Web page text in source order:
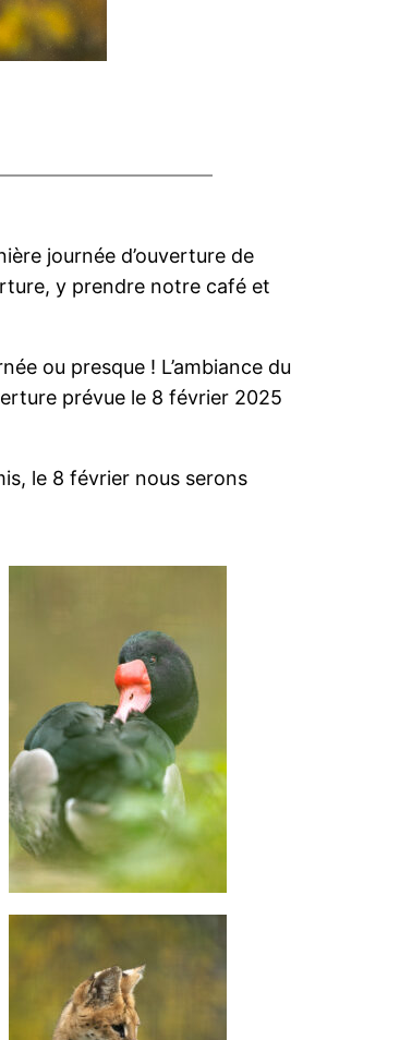
journée d’ouverture de
y prendre notre café et
ou presque ! L’ambiance du
prévue le 8 février 2025
le 8 février nous serons